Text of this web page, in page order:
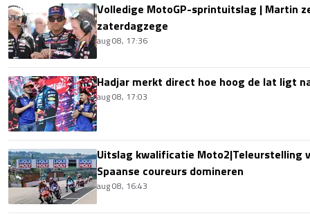
Volledige MotoGP-sprintuitslag | Martin
zaterdagzege
aug 08, 17:36
Hadjar merkt direct hoe hoog de lat ligt
aug 08, 17:03
Uitslag kwalificatie Moto2|Teleurstelling
Spaanse coureurs domineren
aug 08, 16:43